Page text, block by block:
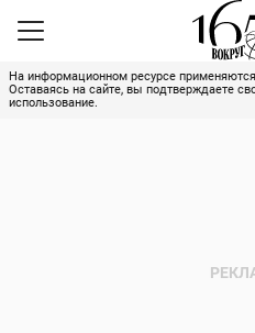
На информационном ресурсе
Оставаясь на сайте, вы подтверждаете
использование.